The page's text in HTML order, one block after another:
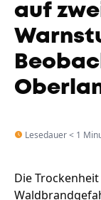
Newsreader
auf
Lesedauer < 1
Die